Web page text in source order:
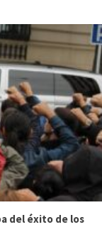
del éxito de los